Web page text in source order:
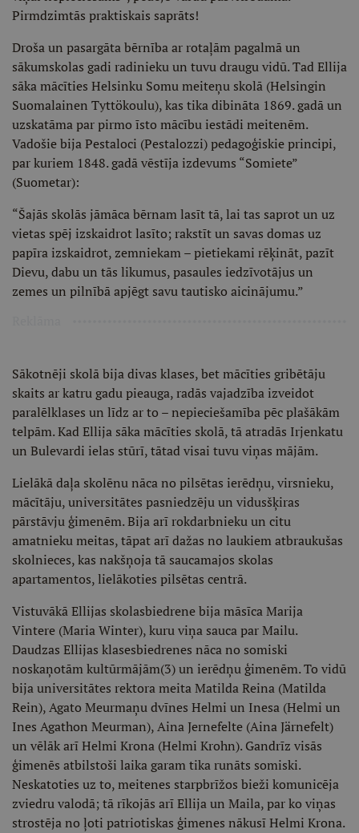
Pirmdzimtās praktiskais saprāts!
Droša un pasargāta bērnība ar rotaļām pagalmā un
sākumskolas gadi radinieku un tuvu draugu vidū. Tad Ellija
sāka mācīties Helsinku Somu meiteņu skolā (Helsingin
Suomalainen Tyttökoulu), kas tika dibināta 1869. gadā un
uzskatāma par pirmo īsto mācību iestādi meitenēm.
Vadošie bija Pestaloci (Pestalozzi) pedagoģiskie principi,
par kuriem 1848. gadā vēstīja izdevums “Somiete”
(Suometar):
“Šajās skolās jāmāca bērnam lasīt tā, lai tas saprot un uz
vietas spēj izskaidrot lasīto; rakstīt un savas domas uz
papīra izskaidrot, zemniekam – pietiekami rēķināt, pazīt
Dievu, dabu un tās likumus, pasaules iedzīvotājus un
zemes un pilnībā apjēgt savu tautisko aicinājumu.”
Sākotnēji skolā bija divas klases, bet mācīties gribētāju
skaits ar katru gadu pieauga, radās vajadzība izveidot
paralēlklases un līdz ar to – nepieciešamība pēc plašākām
telpām. Kad Ellija sāka mācīties skolā, tā atradās Irjenkatu
un Bulevardi ielas stūrī, tātad visai tuvu viņas mājām.
Lielākā daļa skolēnu nāca no pilsētas ierēdņu, virsnieku,
mācītāju, universitātes pasniedzēju un vidusšķiras
pārstāvju ģimenēm. Bija arī rokdarbnieku un citu
amatnieku meitas, tāpat arī dažas no laukiem atbraukušas
skolnieces, kas nakšņoja tā saucamajos skolas
apartamentos, lielākoties pilsētas centrā.
Vistuvākā Ellijas skolasbiedrene bija māsīca Marija
Vintere (Maria Winter), kuru viņa sauca par Mailu.
Daudzas Ellijas klasesbiedrenes nāca no somiski
noskaņotām kultūrmājām(3) un ierēdņu ģimenēm. To vidū
bija universitātes rektora meita Matilda Reina (Matilda
Rein), Agato Meurmaņu dvīnes Helmi un Inesa (Helmi un
Ines Agathon Meurman), Aina Jernefelte (Aina Järnefelt)
un vēlāk arī Helmi Krona (Helmi Krohn). Gandrīz visās
ģimenēs atbilstoši laika garam tika runāts somiski.
Neskatoties uz to, meitenes starpbrīžos bieži komunicēja
zviedru valodā; tā rīkojās arī Ellija un Maila, par ko viņas
strostēja no ļoti patriotiskas ģimenes nākusī Helmi Krona.